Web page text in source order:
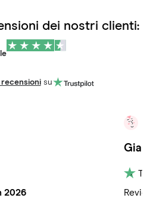
dei nostri clienti:
recensionisu
2026